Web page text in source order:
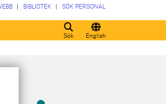
Sök English
BIBLIOTEK SÖK PERSONAL